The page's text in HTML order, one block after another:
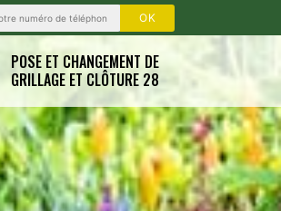
POSE ET CHANGEMENT DE
GRILLAGE ET CLÔTURE 28